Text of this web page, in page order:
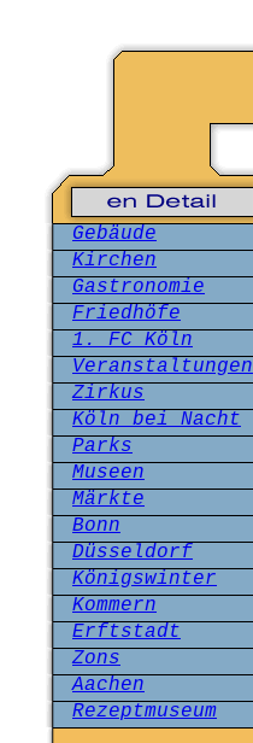
Gebäude
Kirchen
Gastronomie
Friedhöfe
1. FC Köln
Veranstaltungen
Zirkus
Köln bei Nacht
Parks
Museen
Märkte
Bonn
Düsseldorf
Königswinter
Kommern
Erftstadt
Zons
Aachen
Rezeptmuseum